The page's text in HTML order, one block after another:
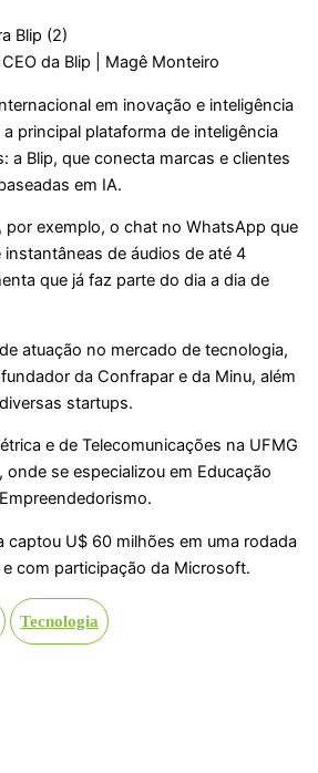
da Blip | Magê Monteiro
em inovação e inteligência
principal plataforma de inteligência
a Blip, que conecta marcas e clientes
em IA.
por exemplo, o chat no WhatsApp que
de áudios de até 4
que já faz parte do dia a dia de
atuação no mercado de tecnologia,
da Confrapar e da Minu, além
startups.
e de Telecomunicações na UFMG
se especializou em Educação
captou U$ 60 milhões em uma rodada
com participação da Microsoft.
Tecnologia